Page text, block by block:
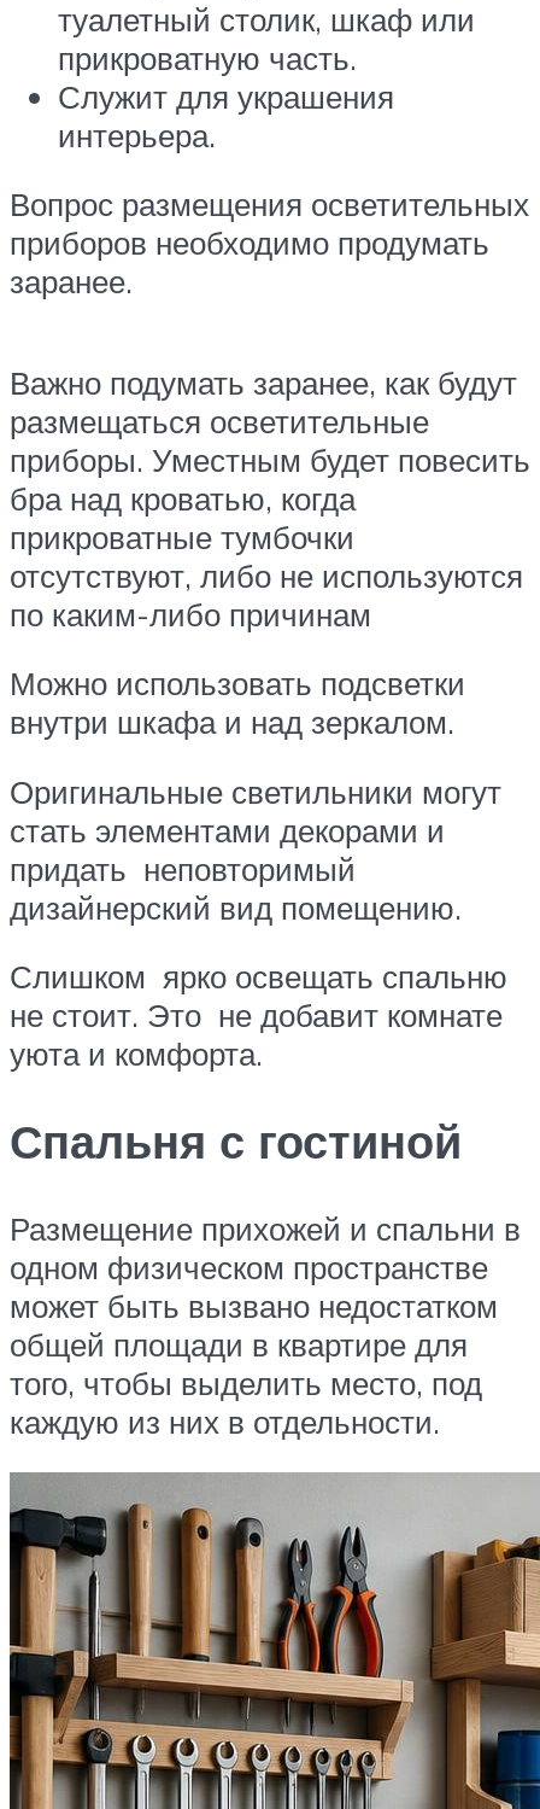
туалетный столик, шкаф или
прикроватную часть.
Служит для украшения
интерьера.
Вопрос размещения осветительных
приборов необходимо продумать
заранее.
Важно подумать заранее, как будут
размещаться осветительные
приборы. Уместным будет повесить
бра над кроватью, когда
прикроватные тумбочки
отсутствуют, либо не используются
по каким-либо причинам
Можно использовать подсветки
внутри шкафа и над зеркалом.
Оригинальные светильники могут
стать элементами декорами и
придать неповторимый
дизайнерский вид помещению.
Слишком ярко освещать спальню
не стоит. Это не добавит комнате
уюта и комфорта.
Спальня с гостиной
Размещение прихожей и спальни в
одном физическом пространстве
может быть вызвано недостатком
общей площади в квартире для
того, чтобы выделить место, под
каждую из них в отдельности.